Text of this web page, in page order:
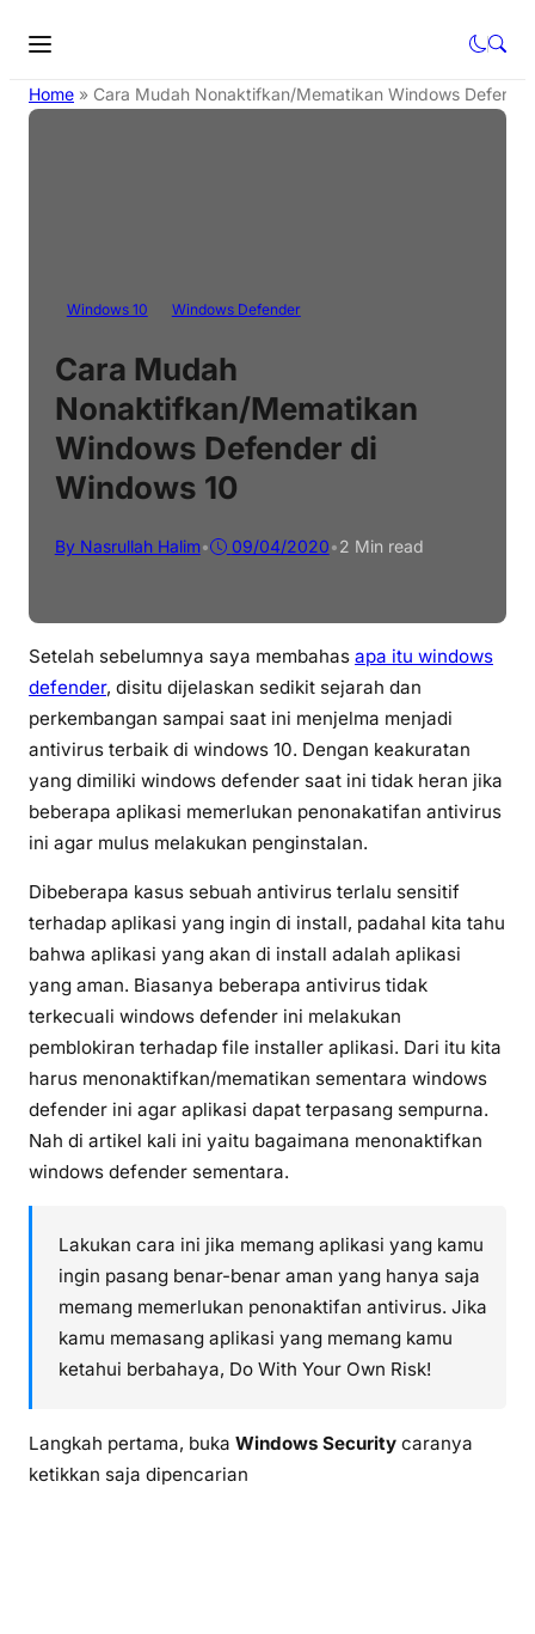
Home » Cara Mudah Nonaktifkan/Mematikan Windows
Windows 10 Windows Defender
Cara Mudah
Nonaktifkan/Mematikan
Windows Defender di
Windows 10
By Nasrullah Halim• 09/04/2020•2 Min read
Setelah sebelumnya saya membahas apa itu windows
defender, disitu dijelaskan sedikit sejarah dan
perkembangan sampai saat ini menjelma menjadi
antivirus terbaik di windows 10. Dengan keakuratan
yang dimiliki windows defender saat ini tidak heran jika
beberapa aplikasi memerlukan penonakatifan antivirus
ini agar mulus melakukan penginstalan.
Dibeberapa kasus sebuah antivirus terlalu sensitif
terhadap aplikasi yang ingin di install, padahal kita tahu
bahwa aplikasi yang akan di install adalah aplikasi
yang aman. Biasanya beberapa antivirus tidak
terkecuali windows defender ini melakukan
pemblokiran terhadap file installer aplikasi. Dari itu kita
harus menonaktifkan/mematikan sementara windows
defender ini agar aplikasi dapat terpasang sempurna.
Nah di artikel kali ini yaitu bagaimana menonaktifkan
windows defender sementara.
Lakukan cara ini jika memang aplikasi yang kamu
ingin pasang benar-benar aman yang hanya saja
memang memerlukan penonaktifan antivirus. Jika
kamu memasang aplikasi yang memang kamu
ketahui berbahaya, Do With Your Own Risk!
Langkah pertama, buka Windows Security caranya
ketikkan saja dipencarian